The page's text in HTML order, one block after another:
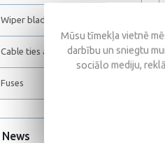
Wiper blades
Cable ties and Hose clamps
Fuses
News
Mūsu tīmekļa vietnē
darbību un sniegtu
sociālo mediju,